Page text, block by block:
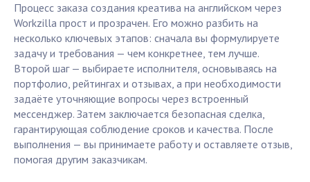
Процесс заказа создания креатива на английском через
Workzilla прост и прозрачен. Его можно разбить на
несколько ключевых этапов: сначала вы формулируете
задачу и требования — чем конкретнее, тем лучше.
Второй шаг — выбираете исполнителя, основываясь на
портфолио, рейтингах и отзывах, а при необходимости
задаёте уточняющие вопросы через встроенный
мессенджер. Затем заключается безопасная сделка,
гарантирующая соблюдение сроков и качества. После
выполнения — вы принимаете работу и оставляете отзыв,
помогая другим заказчикам.